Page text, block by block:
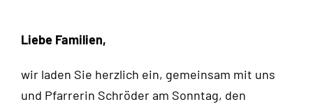
Liebe Familien,
wir laden Sie herzlich ein, gemeinsam mit uns
und Pfarrerin Schröder am Sonntag, den